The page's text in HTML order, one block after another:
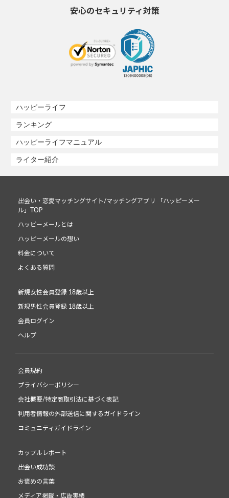
安心のセキュリティ対策
ハッピーライフ
ランキング
ハッピーライフマニュアル
ライター紹介
出会い・恋愛マッチングサイト/マッチングアプリ 「ハッピーメー
ル」TOP
ハッピーメールとは
ハッピーメールの想い
料金について
よくある質問
新規女性会員登録 18歳以上
新規男性会員登録 18歳以上
会員ログイン
ヘルプ
会員規約
プライバシーポリシー
会社概要/特定商取引法に基づく表記
利用者情報の外部送信に関するガイドライン
コミュニティガイドライン
カップルレポート
出会い成功談
お褒めの言葉
メディア掲載・広告実績